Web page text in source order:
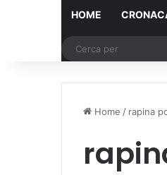
HOME
Home / rapina